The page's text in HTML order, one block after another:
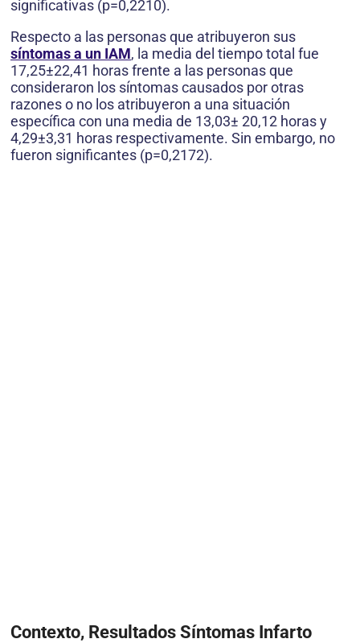
significativas (p=0,2210).
Respecto a las personas que atribuyeron sus
síntomas a un IAM, la media del tiempo total fue
17,25±22,41 horas frente a las personas que
consideraron los síntomas causados por otras
razones o no los atribuyeron a una situación
específica con una media de 13,03± 20,12 horas y
4,29±3,31 horas respectivamente. Sin embargo, no
fueron significantes (p=0,2172).
Contexto, Resultados Síntomas Infarto